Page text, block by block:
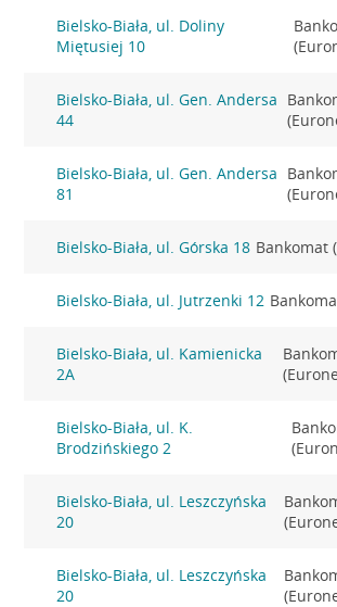
Bielsko-Biała, ul. Doliny
Miętusiej 10
Bielsko-Biała, ul. Gen. Andersa
44
Bielsko-Biała, ul. Gen. Andersa
81
Bielsko-Biała, ul. Górska 18 Bankomat
Bielsko-Biała, ul. Jutrzenki 12
Bielsko-Biała, ul. Kamienicka
2A
Bielsko-Biała, ul. K.
Brodzińskiego 2
Bielsko-Biała, ul. Leszczyńska
20
Bielsko-Biała, ul. Leszczyńska
20